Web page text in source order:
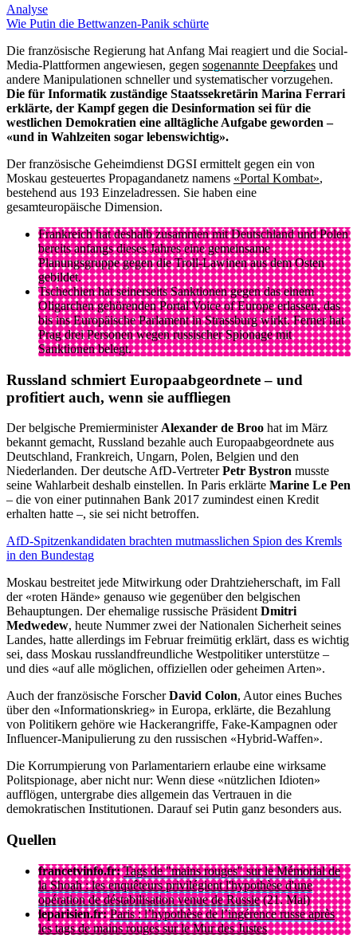
Analyse
Wie Putin die Bettwanzen-Panik schürte
Die französische Regierung hat Anfang Mai reagiert und die Social-
Media-Plattformen angewiesen, gegen sogenannte Deepfakes und
andere Manipulationen schneller und systematischer vorzugehen.
Die für Informatik zuständige Staatssekretärin Marina Ferrari
erklärte, der Kampf gegen die Desinformation sei für die
westlichen Demokratien eine alltägliche Aufgabe geworden –
«und in Wahlzeiten sogar lebenswichtig».
Der französische Geheimdienst DGSI ermittelt gegen ein von
Moskau gesteuertes Propagandanetz namens «Portal Kombat»,
bestehend aus 193 Einzeladressen. Sie haben eine
gesamteuropäische Dimension.
Frankreich hat deshalb zusammen mit Deutschland und Polen
bereits anfangs dieses Jahres eine gemeinsame
Planungsgruppe gegen die Troll-Lawinen aus dem Osten
gebildet.
Tschechien hat seinerseits Sanktionen gegen das einem
Oligarchen gehörenden Portal Voice of Europe erlassen, das
bis ins Europäische Parlament in Strassburg wirkt. Ferner hat
Prag drei Personen wegen russischer Spionage mit
Sanktionen belegt.
Russland schmiert Europaabgeordnete – und
profitiert auch, wenn sie auffliegen
Der belgische Premierminister Alexander de Broo hat im März
bekannt gemacht, Russland bezahle auch Europaabgeordnete aus
Deutschland, Frankreich, Ungarn, Polen, Belgien und den
Niederlanden. Der deutsche AfD-VertreterPetr Bystron musste
seine Wahlarbeit deshalb einstellen. In Paris erklärte Marine Le Pen
– die von einer putinnahen Bank 2017 zumindest einen Kredit
erhalten hatte –, sie sei nicht betroffen.
AfD-Spitzenkandidaten brachten mutmasslichen Spion des Kremls
in den Bundestag
Moskau bestreitet jede Mitwirkung oder Drahtzieherschaft, im Fall
der «roten Hände» genauso wie gegenüber den belgischen
Behauptungen. Der ehemalige russische Präsident Dmitri
Medwedew, heute Nummer zwei der Nationalen Sicherheit seines
Landes, hatte allerdings im Februar freimütig erklärt, dass es wichtig
sei, dass Moskau russlandfreundliche Westpolitiker unterstütze –
und dies «auf alle möglichen, offiziellen oder geheimen Arten».
Auch der französische ForscherDavid Colon, Autor eines Buches
über den «Informationskrieg» in Europa, erklärte, die Bezahlung
von Politikern gehöre wie Hackerangriffe, Fake-Kampagnen oder
Influencer-Manipulierung zu den russischen «Hybrid-Waffen».
Die Korrumpierung von Parlamentariern erlaube eine wirksame
Politspionage, aber nicht nur: Wenn diese «nützlichen Idioten»
aufflögen, untergrabe dies allgemein das Vertrauen in die
demokratischen Institutionen. Darauf sei Putin ganz besonders aus.
Quellen
francetvinfo.fr: Tags de "mains rouges" sur le Mémorial de
la Shoah : les enquêteurs privilégient l'hypothèse d'une
opération de déstabilisation venue de Russie(21. Mai)
leparisien.fr: Paris : l’hypothèse de l’ingérence russe après
les tags de mains rouges sur le Mur des Justes